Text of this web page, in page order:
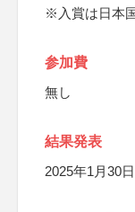
※入賞は日本
参加費
無し
結果発表
2025年1月30